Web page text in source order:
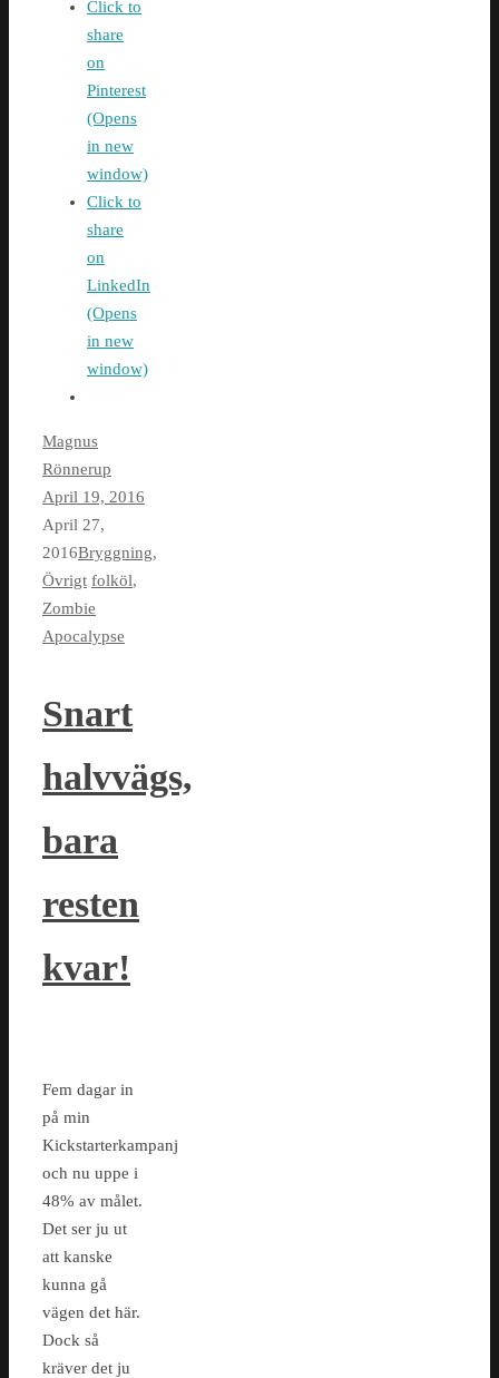
Click to
share
on
Pinterest
(Opens
in new
window)
Click to
share
on
LinkedIn
(Opens
in new
window)
Magnus
Rönnerup
April 19, 2016
April 27,
2016Bryggning,
Övrigt folköl,
Zombie
Apocalypse
Snart
halvvägs,
bara
resten
kvar!
Fem dagar in
på min
Kickstarterkampanj
och nu uppe i
48% av målet.
Det ser ju ut
att kanske
kunna gå
vägen det här.
Dock så
kräver det ju